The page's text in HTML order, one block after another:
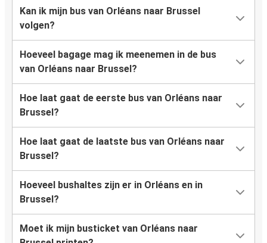
Kan ik mijn bus van Orléans naar Brussel
volgen?
Hoeveel bagage mag ik meenemen in de bus
van Orléans naar Brussel?
Hoe laat gaat de eerste bus van Orléans naar
Brussel?
Hoe laat gaat de laatste bus van Orléans naar
Brussel?
Hoeveel bushaltes zijn er in Orléans en in
Brussel?
Moet ik mijn busticket van Orléans naar